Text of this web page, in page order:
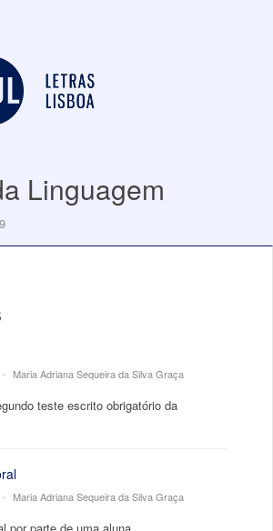
Linguagem
• Maria Adriana Sequeira da Silva Graça
teste escrito obrigatório da
• Maria Adriana Sequeira da Silva Graça